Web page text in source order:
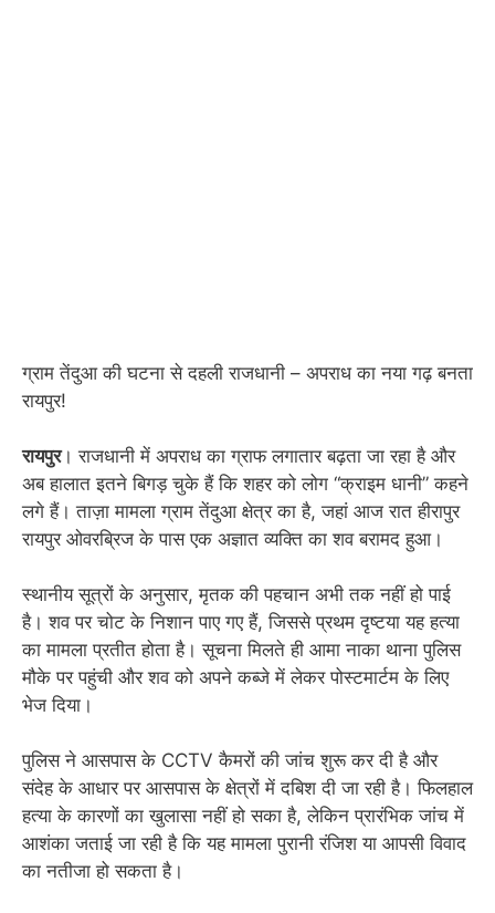
ग्राम तेंदुआ की घटना से दहली राजधानी – अपराध का नया गढ़ बनता
रायपुर!
रायपुर। राजधानी में अपराध का ग्राफ लगातार बढ़ता जा रहा है और
अब हालात इतने बिगड़ चुके हैं कि शहर को लोग “क्राइम धानी” कहने
लगे हैं। ताज़ा मामला ग्राम तेंदुआ क्षेत्र का है, जहां आज रात हीरापुर
रायपुर ओवरब्रिज के पास एक अज्ञात व्यक्ति का शव बरामद हुआ।
स्थानीय सूत्रों के अनुसार, मृतक की पहचान अभी तक नहीं हो पाई
है। शव पर चोट के निशान पाए गए हैं, जिससे प्रथम दृष्टया यह हत्या
का मामला प्रतीत होता है। सूचना मिलते ही आमा नाका थाना पुलिस
मौके पर पहुंची और शव को अपने कब्जे में लेकर पोस्टमार्टम के लिए
भेज दिया।
पुलिस ने आसपास के CCTV कैमरों की जांच शुरू कर दी है और
संदेह के आधार पर आसपास के क्षेत्रों में दबिश दी जा रही है। फिलहाल
हत्या के कारणों का खुलासा नहीं हो सका है, लेकिन प्रारंभिक जांच में
आशंका जताई जा रही है कि यह मामला पुरानी रंजिश या आपसी विवाद
का नतीजा हो सकता है।